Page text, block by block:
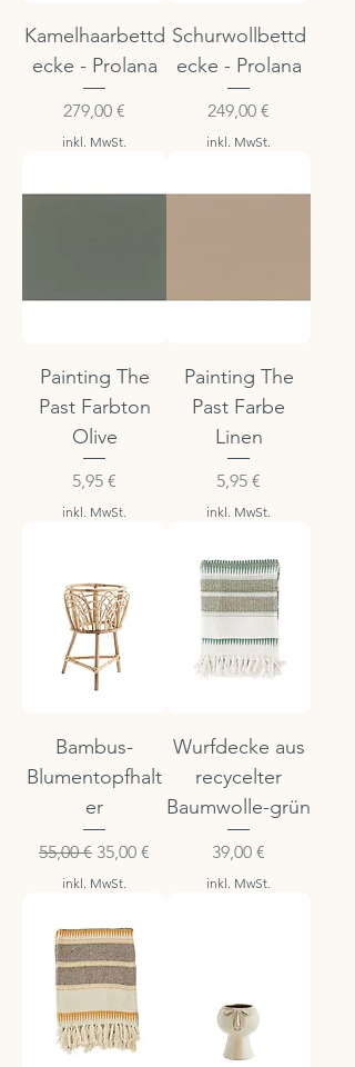
Kamelhaarbettd
ecke - Prolana
Preis
279,00 €
inkl. MwSt.
Schurwollbettd
ecke - Prolana
Preis
249,00 €
inkl. MwSt.
Painting The
Past Farbton
Olive
Preis
5,95 €
inkl. MwSt.
Painting The
Past Farbe
Linen
Preis
5,95 €
inkl. MwSt.
Bambus-
Blumentopfhalt
er
Standardpreis
55,00 € Sale-Preis
35,00 €
inkl. MwSt.
Wurfdecke aus
recycelter
Baumwolle-grün
Preis
39,00 €
inkl. MwSt.